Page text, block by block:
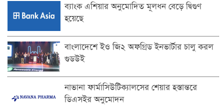
ব্যাংক এশিয়ার অনুমোদিত মূলধন বেড়ে দ্বিগুণ
হয়েছে
বাংলাদেশে ইও জি২ অফগ্রিড ইনভার্টার চালু করল
গুডউই
নাভানা ফার্মাসিউটিক্যালসের শেয়ার হস্তান্তরে
ডিএসইর অনুমোদন